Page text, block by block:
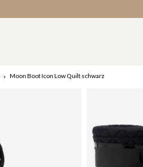
Moon Boot Icon Low Quilt schwarz